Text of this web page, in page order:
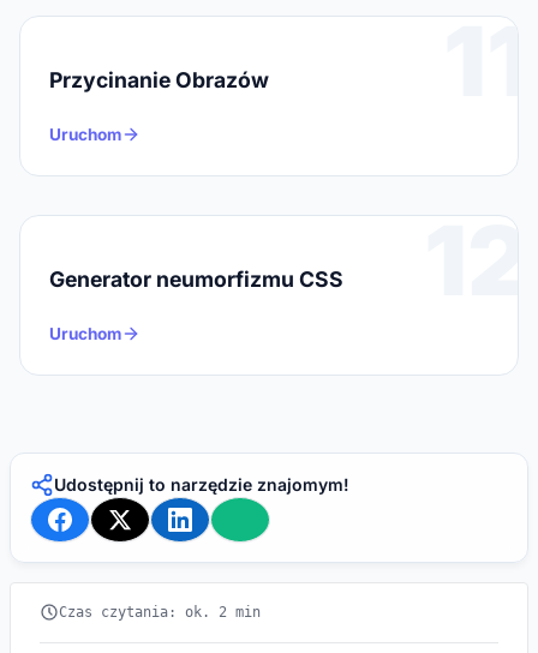
11
Przycinanie Obrazów
Uruchom
12
Generator neumorfizmu CSS
Uruchom
Udostępnij to narzędzie znajomym!
Czas czytania: ok. 2 min